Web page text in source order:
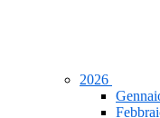
2026